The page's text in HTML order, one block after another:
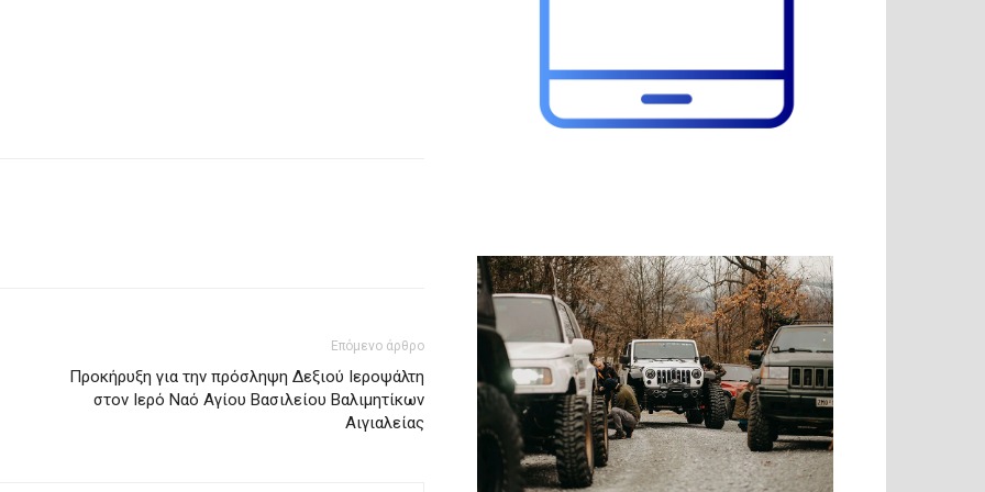
Επόμενο άρθρο
Προκήρυξη για την πρόσληψη Δεξιού Ιεροψάλτη
στον Ιερό Ναό Αγίου Βασιλείου Βαλιμητίκων
Αιγιαλείας